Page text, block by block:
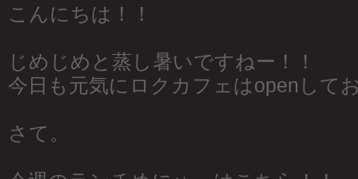
こんにちは！！
じめじめと蒸し暑いですねー！！
今日も元気にロクカフェはopenして
さて。